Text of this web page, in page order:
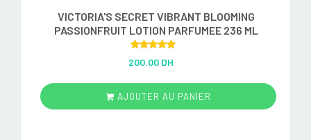
VICTORIA'S SECRET VIBRANT BLOOMING
PASSIONFRUIT LOTION PARFUMEE 236 ML
out of 5
200.00 DH
AJOUTER AU PANIER